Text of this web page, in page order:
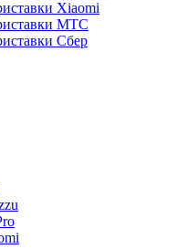
Xiaomi
МТС
Сбер